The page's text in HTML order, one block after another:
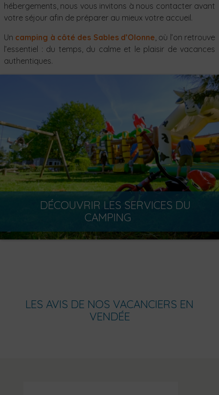
hébergements, nous vous invitons à nous contacter avant
votre séjour afin de préparer au mieux votre accueil.
Un camping à côté des Sables d’Olonne , où l’on retrouve
l’essentiel : du temps, du calme et le plaisir de vacances
authentiques.
DÉCOUVRIR LES SERVICES DU
CAMPING
LES AVIS DE NOS VACANCIERS EN
VENDÉE